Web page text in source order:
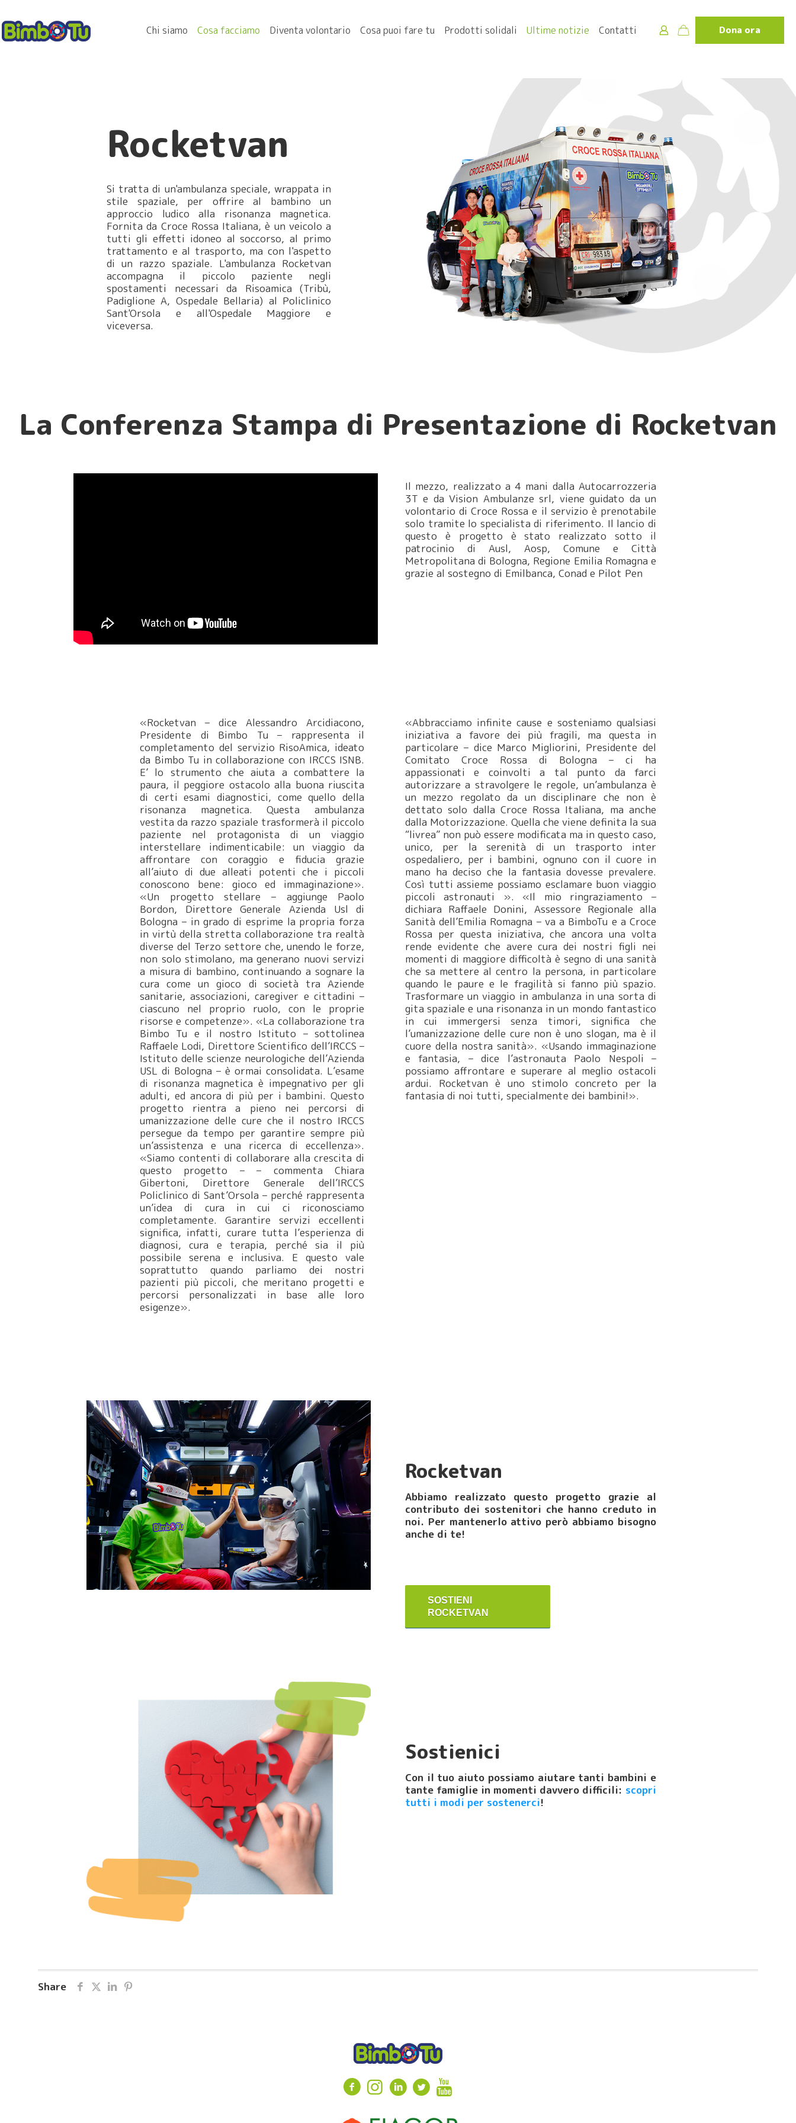
Chi siamo Cosa facciamo Diventa volontario Cosa puoi fare tu Prodotti solidali Ultime notizie Contatti Dona ora
Rocketvan
Si tratta di un'ambulanza speciale, wrappata in
stile spaziale, per offrire al bambino un
approccio ludico alla risonanza magnetica.
Fornita da Croce Rossa Italiana, è un veicolo a
tutti gli effetti idoneo al soccorso, al primo
trattamento e al trasporto, ma con l'aspetto
di un razzo spaziale. L'ambulanza Rocketvan
accompagna il piccolo paziente negli
spostamenti necessari da Risoamica (Tribù,
Padiglione A, Ospedale Bellaria) al Policlinico
Sant'Orsola e all'Ospedale Maggiore e
viceversa.
La Conferenza Stampa di Presentazione di Rocketvan
Il mezzo, realizzato a 4 mani dalla Autocarrozzeria
3T e da Vision Ambulanze srl, viene guidato da un
volontario di Croce Rossa e il servizio è prenotabile
solo tramite lo specialista di riferimento. Il lancio di
questo è progetto è stato realizzato sotto il
patrocinio di Ausl, Aosp, Comune e Città
Metropolitana di Bologna, Regione Emilia Romagna e
grazie al sostegno di Emilbanca, Conad e Pilot Pen
«Rocketvan – dice Alessandro Arcidiacono,
Presidente di Bimbo Tu – rappresenta il
completamento del servizio RisoAmica, ideato
da Bimbo Tu in collaborazione con IRCCS ISNB.
E’ lo strumento che aiuta a combattere la
paura, il peggiore ostacolo alla buona riuscita
di certi esami diagnostici, come quello della
risonanza magnetica. Questa ambulanza
vestita da razzo spaziale trasformerà il piccolo
paziente nel protagonista di un viaggio
interstellare indimenticabile: un viaggio da
affrontare con coraggio e fiducia grazie
all’aiuto di due alleati potenti che i piccoli
conoscono bene: gioco ed immaginazione».
«Un progetto stellare – aggiunge Paolo
Bordon, Direttore Generale Azienda Usl di
Bologna – in grado di esprime la propria forza
in virtù della stretta collaborazione tra realtà
diverse del Terzo settore che, unendo le forze,
non solo stimolano, ma generano nuovi servizi
a misura di bambino, continuando a sognare la
cura come un gioco di società tra Aziende
sanitarie, associazioni, caregiver e cittadini –
ciascuno nel proprio ruolo, con le proprie
risorse e competenze». «La collaborazione tra
Bimbo Tu e il nostro Istituto – sottolinea
Raffaele Lodi, Direttore Scientifico dell’IRCCS –
Istituto delle scienze neurologiche dell’Azienda
USL di Bologna – è ormai consolidata. L’esame
di risonanza magnetica è impegnativo per gli
adulti, ed ancora di più per i bambini. Questo
progetto rientra a pieno nei percorsi di
umanizzazione delle cure che il nostro IRCCS
persegue da tempo per garantire sempre più
un’assistenza e una ricerca di eccellenza».
«Siamo contenti di collaborare alla crescita di
questo progetto – – commenta Chiara
Gibertoni, Direttore Generale dell’IRCCS
Policlinico di Sant’Orsola – perché rappresenta
un’idea di cura in cui ci riconosciamo
completamente. Garantire servizi eccellenti
significa, infatti, curare tutta l’esperienza di
diagnosi, cura e terapia, perché sia il più
possibile serena e inclusiva. E questo vale
soprattutto quando parliamo dei nostri
pazienti più piccoli, che meritano progetti e
percorsi personalizzati in base alle loro
esigenze».
«Abbracciamo infinite cause e sosteniamo qualsiasi
iniziativa a favore dei più fragili, ma questa in
particolare – dice Marco Migliorini, Presidente del
Comitato Croce Rossa di Bologna – ci ha
appassionati e coinvolti a tal punto da farci
autorizzare a stravolgere le regole, un’ambulanza è
un mezzo regolato da un disciplinare che non è
dettato solo dalla Croce Rossa Italiana, ma anche
dalla Motorizzazione. Quella che viene definita la sua
“livrea” non può essere modificata ma in questo caso,
unico, per la serenità di un trasporto inter
ospedaliero, per i bambini, ognuno con il cuore in
mano ha deciso che la fantasia dovesse prevalere.
Così tutti assieme possiamo esclamare buon viaggio
piccoli astronauti ». «Il mio ringraziamento –
dichiara Raffaele Donini, Assessore Regionale alla
Sanità dell’Emilia Romagna – va a BimboTu e a Croce
Rossa per questa iniziativa, che ancora una volta
rende evidente che avere cura dei nostri figli nei
momenti di maggiore difficoltà è segno di una sanità
che sa mettere al centro la persona, in particolare
quando le paure e le fragilità si fanno più spazio.
Trasformare un viaggio in ambulanza in una sorta di
gita spaziale e una risonanza in un mondo fantastico
in cui immergersi senza timori, significa che
l’umanizzazione delle cure non è uno slogan, ma è il
cuore della nostra sanità». «Usando immaginazione
e fantasia, – dice l’astronauta Paolo Nespoli –
possiamo affrontare e superare al meglio ostacoli
ardui. Rocketvan è uno stimolo concreto per la
fantasia di noi tutti, specialmente dei bambini!».
Rocketvan
Abbiamo realizzato questo progetto grazie al
contributo dei sostenitori che hanno creduto in
noi. Per mantenerlo attivo però abbiamo bisogno
anche di te!
SOSTIENI
ROCKETVAN
Sostienici
Con il tuo aiuto possiamo aiutare tanti bambini e
tante famiglie in momenti davvero difficili: scopri
tutti i modi per sostenerci!
Share